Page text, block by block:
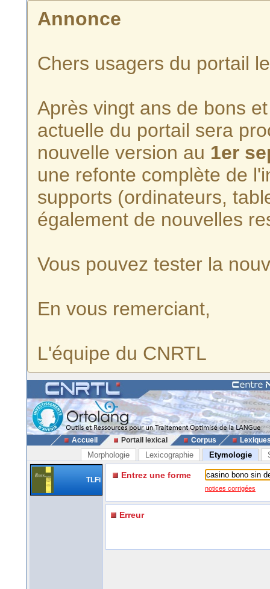
Annonce
Chers usagers du portail
Après vingt ans de bons
actuelle du portail sera
nouvelle version au 1er
une refonte complète de
supports (ordinateurs,
également de nouvelles
Vous pouvez tester la
En vous remerciant,
L'équipe du CNRTL
Accueil Portail lexical Corpus
Morphologie Lexicographie Etymologie
TLFi Entrez une forme
notices corrigées
Erreur